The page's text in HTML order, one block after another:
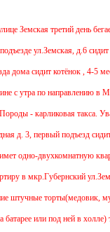
Земская третий день
ул.Земская, д.6 сидит
дома сидит котёнок , 4-5
с утра по направлению в
- карликовая такса.
д. 3, первый подъезд
одно-двухкомнатную
в мкр.Губернский
торты(медовик,
или под ней в холле)